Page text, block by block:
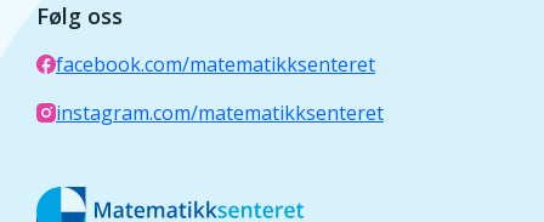
Følg oss
facebook.com/matematikksenteret
instagram.com/matematikksenteret